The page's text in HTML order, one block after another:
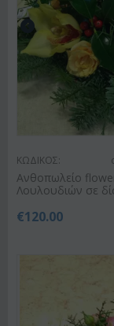
ΚΩΔΙΚΟΣ:
Ανθοπωλείο
Λουλουδιών σε
€120.00